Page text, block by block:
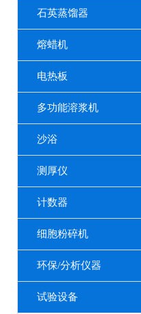
石英蒸馏器
熔蜡机
电热板
多功能溶浆机
沙浴
测厚仪
计数器
细胞粉碎机
环保/分析仪器
试验设备